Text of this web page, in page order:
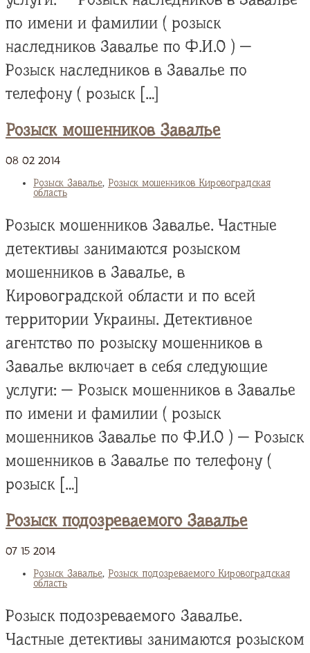
по имени и фамилии ( розыск
наследников Завалье по Ф.И.О ) —
Розыск наследников в Завалье по
телефону ( розыск […]
Розыск мошенников Завалье
08 02 2014
Розыск Завалье, Розыск мошенников Кировоградская
область
Розыск мошенников Завалье. Частные
детективы занимаются розыском
мошенников в Завалье, в
Кировоградской области и по всей
территории Украины. Детективное
агентство по розыску мошенников в
Завалье включает в себя следующие
услуги: — Розыск мошенников в Завалье
по имени и фамилии ( розыск
мошенников Завалье по Ф.И.О ) — Розыск
мошенников в Завалье по телефону (
розыск […]
Розыск подозреваемого Завалье
07 15 2014
Розыск Завалье, Розыск подозреваемого Кировоградская
область
Розыск подозреваемого Завалье.
Частные детективы занимаются розыском